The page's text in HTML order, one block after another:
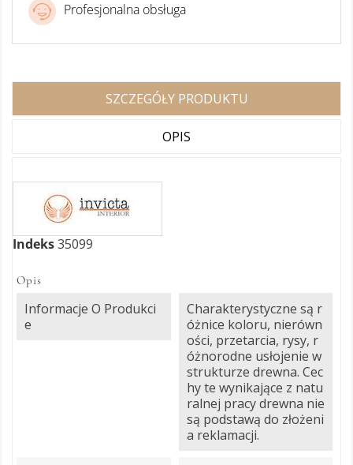
Profesjonalna obsługa
SZCZEGÓŁY PRODUKTU
OPIS
Indeks35099
Opis
Informacje O Produkci
E
Charakterystyczne są r
óżnice koloru, nierówn
ości, przetarcia, rysy, r
óżnorodne usłojenie w
strukturze drewna. Cec
hy te wynikające z natu
ralnej pracy drewna nie
są podstawą do złożeni
a reklamacji.